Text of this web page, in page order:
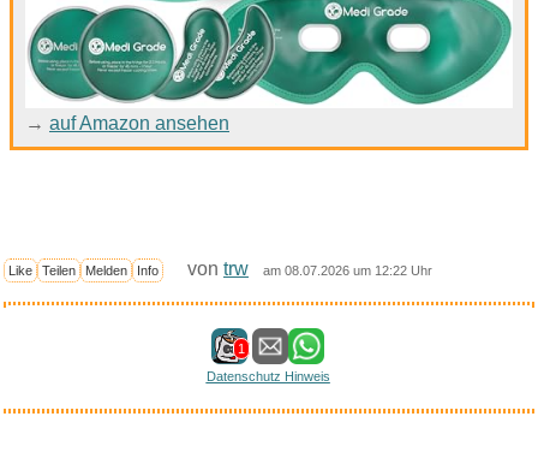
→ auf Amazon ansehen
Like Teilen Melden Info von trw am 08.07.2026 um 12:22 Uhr
1
Datenschutz Hinweis